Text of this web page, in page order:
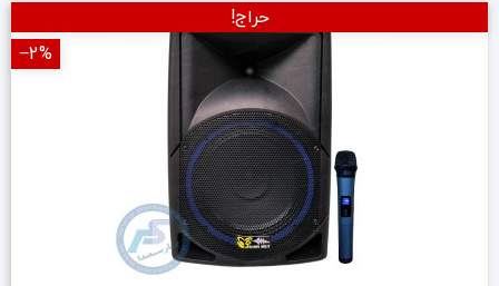
حراج!
‎−2%